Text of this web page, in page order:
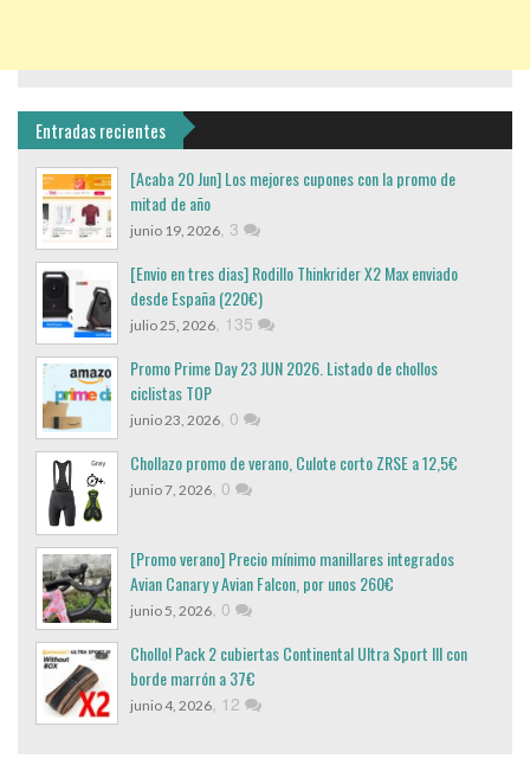
Entradas recientes
[Acaba 20 Jun] Los mejores cupones con la promo de
mitad de año
junio 19, 2026, 3
[Envio en tres dias] Rodillo Thinkrider X2 Max enviado
desde España (220€)
julio 25, 2026, 135
Promo Prime Day 23 JUN 2026. Listado de chollos
ciclistas TOP
junio 23, 2026, 0
Chollazo promo de verano, Culote corto ZRSE a 12,5€
junio 7, 2026, 0
[Promo verano] Precio mínimo manillares integrados
Avian Canary y Avian Falcon, por unos 260€
junio 5, 2026 0
Chollo! Pack 2 cubiertas Continental Ultra Sport III con
borde marrón a 37€
junio 4, 2026 12